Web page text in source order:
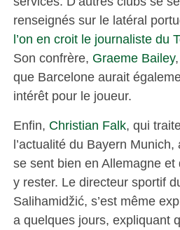
renseignés sur le latéral
l’on en croit le journaliste du
Son confrère, Graeme Bailey
que Barcelone aurait
intérêt pour le joueur.
Enfin, Christian Falk, qui
l’actualité du Bayern
se sent bien en Allemagne et
y rester. Le directeur sportif
Salihamidžić, s’est même
a quelques jours, expliquant